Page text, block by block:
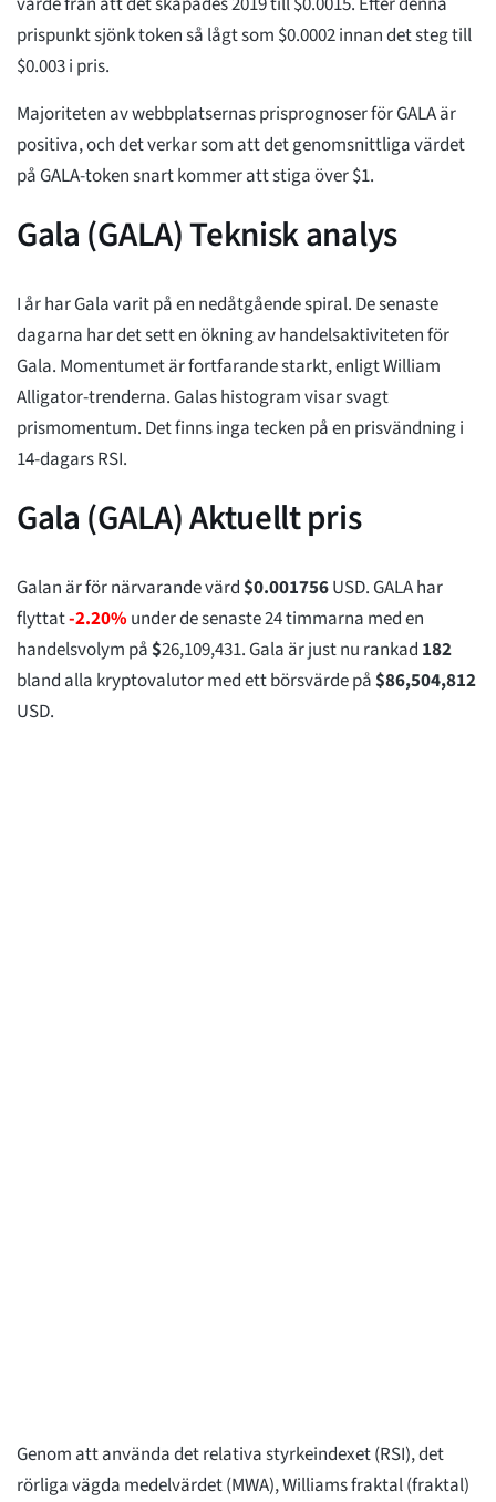
prispunkt sjönk token så lågt som $0.0002 innan det steg till
$0.003 i pris.
Majoriteten av webbplatsernas prisprognoser för GALA är
positiva, och det verkar som att det genomsnittliga värdet
på GALA-token snart kommer att stiga över $1.
Gala (GALA) Teknisk analys
I år har Gala varit på en nedåtgående spiral. De senaste
dagarna har det sett en ökning av handelsaktiviteten för
Gala. Momentumet är fortfarande starkt, enligt William
Alligator-trenderna. Galas histogram visar svagt
prismomentum. Det finns inga tecken på en prisvändning i
14-dagars RSI.
Gala (GALA) Aktuellt pris
Galan är för närvarande värd$0.001756USD. GALA har
flyttat-2.20%under de senaste 24 timmarna med en
handelsvolym på$26,109,431. Gala är just nu rankad 182
bland alla kryptovalutor med ett börsvärde på$86,504,812
USD.
Genom att använda det relativa styrkeindexet (RSI), det
rörliga vägda medelvärdet (MWA), Williams fraktal (fraktal)